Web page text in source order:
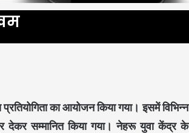
का आयोजन किया गया। इसमें विभिन्न
देकर सम्मानित किया गया। नेहरू युवा केंद्र के